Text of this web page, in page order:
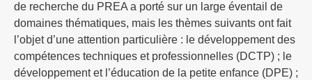
de recherche du PREA a porté sur un large éventail de
domaines thématiques, mais les thèmes suivants ont fait
l’objet d’une attention particulière : le développement des
compétences techniques et professionnelles (DCTP) ; le
développement et l’éducation de la petite enfance (DPE) ;